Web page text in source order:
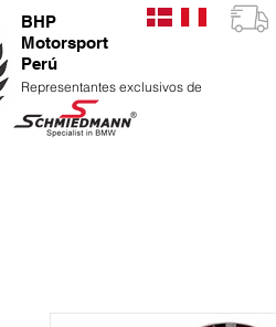
BHP
Motorsport
Perú
Representantes exclusivos de